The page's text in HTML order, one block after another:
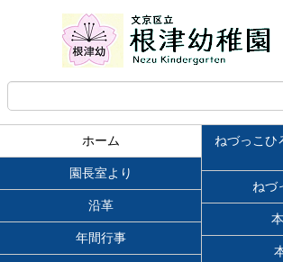
ホーム
ねづっこひ
園長室より
ねづ
沿革
年間行事